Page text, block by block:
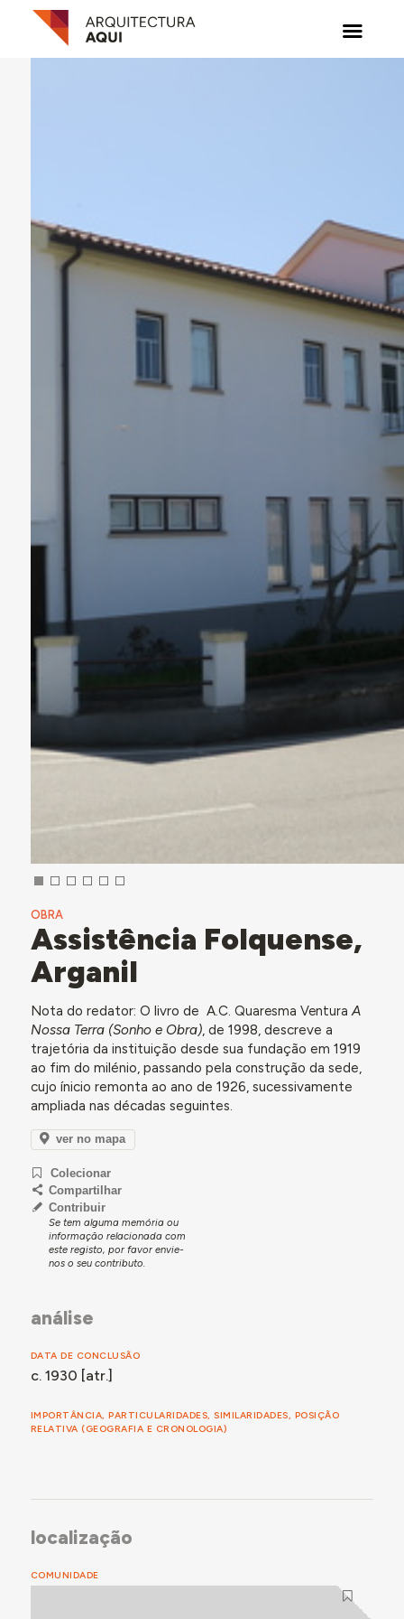
OBRA
Assistência Folquense,
Arganil
Nota do redator: O livro de A.C. Quaresma VenturaA
Nossa Terra (Sonho e Obra), de 1998, descreve a
trajetória da instituição desde sua fundação em 1919
ao fim do milénio, passando pela construção da sede,
cujo ínicio remonta ao ano de 1926, sucessivamente
ampliada nas décadas seguintes.
ver no mapa
Colecionar
Compartilhar
Contribuir
Se tem alguma memória ou
informação relacionada com
este registo, por favor envie-
nos o seu contributo.
análise
DATA DE CONCLUSÃO
c. 1930 [atr.]
IMPORTÂNCIA, PARTICULARIDADES, SIMILARIDADES, POSIÇÃO
RELATIVA (GEOGRAFIA E CRONOLOGIA)
localização
COMUNIDADE